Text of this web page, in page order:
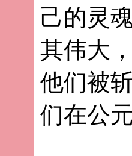
己的灵
其伟大
他们被
们在公